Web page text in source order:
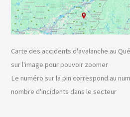
Carte des accidents d'avalanche au
sur l'image pour pouvoir zoomer
Le numéro sur la pin correspond au
nombre d'incidents dans le secteur